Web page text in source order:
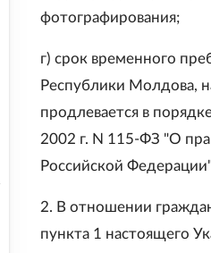
фотографирования;
г) срок временного
Республики Молдова,
продлевается в
2002 г. N 115-ФЗ "О
Российской
2. В отношении
пункта 1 настоящего